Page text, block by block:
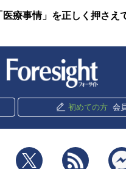
医療事情」を正しく押さえ
初めての方 会
Facebook Twitter RSS